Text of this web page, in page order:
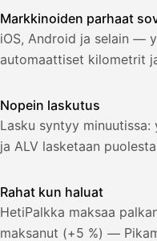
Markkinoiden parhaat
iOS, Android ja selain —
automaattiset kilometrit
Nopein laskutus
Lasku syntyy
ja ALV lasketaan
Rahat kun haluat
HetiPalkka maksaa
maksanut (+5 %) —